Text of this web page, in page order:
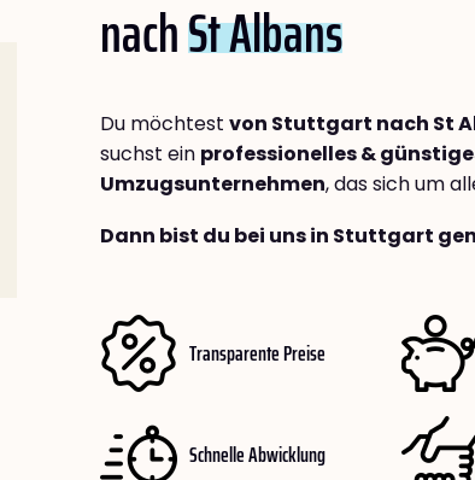
nachSt Albans
Du möchtest von Stuttgart nach St
suchst ein professionelles &
Umzugsunternehmen, das sich um
Dann bist du bei uns in Stuttgart
Transparente Preise
Schnelle Abwicklung